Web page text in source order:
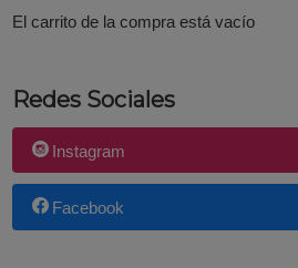
El carrito de la compra está vacío
Redes Sociales
Instagram
Facebook